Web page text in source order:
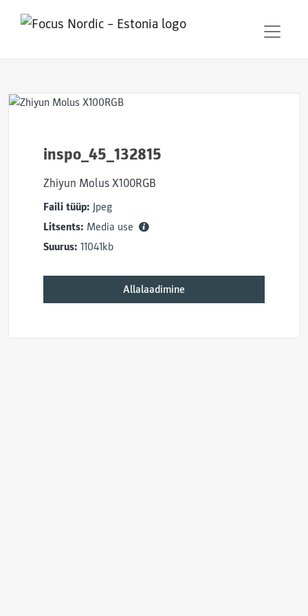
inspo_45_132815
Zhiyun Molus X100RGB
Faili tüüp: Jpeg
Litsents: Media use
Suurus: 11041kb
Allalaadimine